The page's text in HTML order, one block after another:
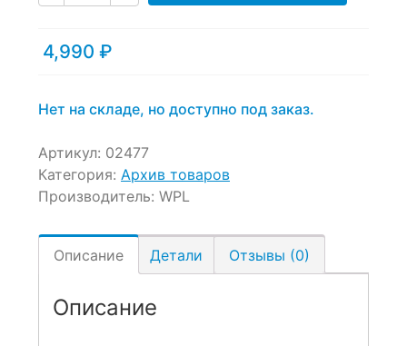
4,990 ₽
Нет на складе, но доступно под заказ.
Артикул: 02477
Категория: Архив товаров
Производитель: WPL
Описание Детали Отзывы (0)
Описание